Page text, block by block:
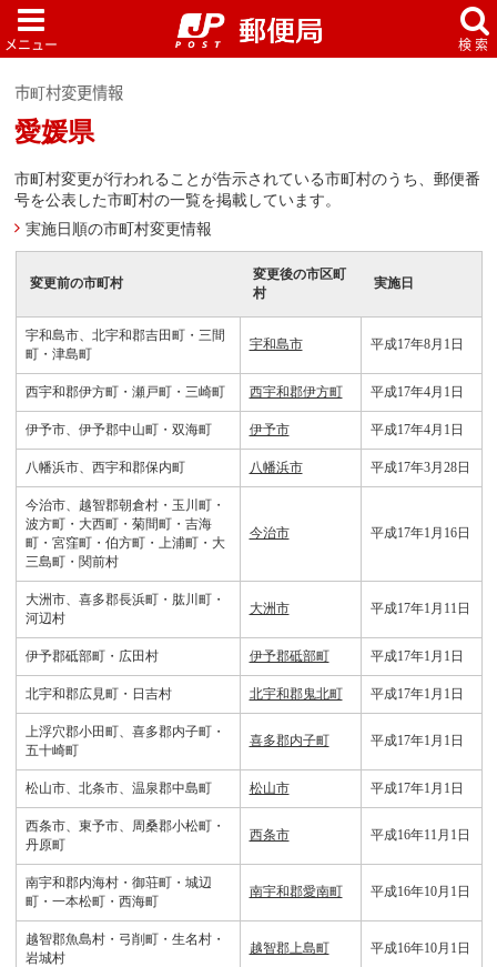
市町村変更情報
愛媛県
市町村変更が行われることが告示されている市町村のうち、郵便番
号を公表した市町村の一覧を掲載しています。
実施日順の市町村変更情報
変更前の市町村
変更後の市区町
村
実施日
宇和島市、北宇和郡吉田町・三間
町・津島町
宇和島市 平成17年8月1日
西宇和郡伊方町・瀬戸町・三崎町 西宇和郡伊方町 平成17年4月1日
伊予市、伊予郡中山町・双海町 伊予市 平成17年4月1日
八幡浜市、西宇和郡保内町 八幡浜市 平成17年3月28日
今治市、越智郡朝倉村・玉川町・
波方町・大西町・菊間町・吉海
町・宮窪町・伯方町・上浦町・大
三島町・関前村
今治市 平成17年1月16日
大洲市、喜多郡長浜町・肱川町・
河辺村
大洲市 平成17年1月11日
伊予郡砥部町・広田村 伊予郡砥部町 平成17年1月1日
北宇和郡広見町・日吉村 北宇和郡鬼北町 平成17年1月1日
上浮穴郡小田町、喜多郡内子町・
五十崎町
喜多郡内子町 平成17年1月1日
松山市、北条市、温泉郡中島町 松山市 平成17年1月1日
西条市、東予市、周桑郡小松町・
丹原町
西条市 平成16年11月1日
南宇和郡内海村・御荘町・城辺
町・一本松町・西海町
南宇和郡愛南町 平成16年10月1日
越智郡魚島村・弓削町・生名村・
岩城村
越智郡上島町 平成16年10月1日